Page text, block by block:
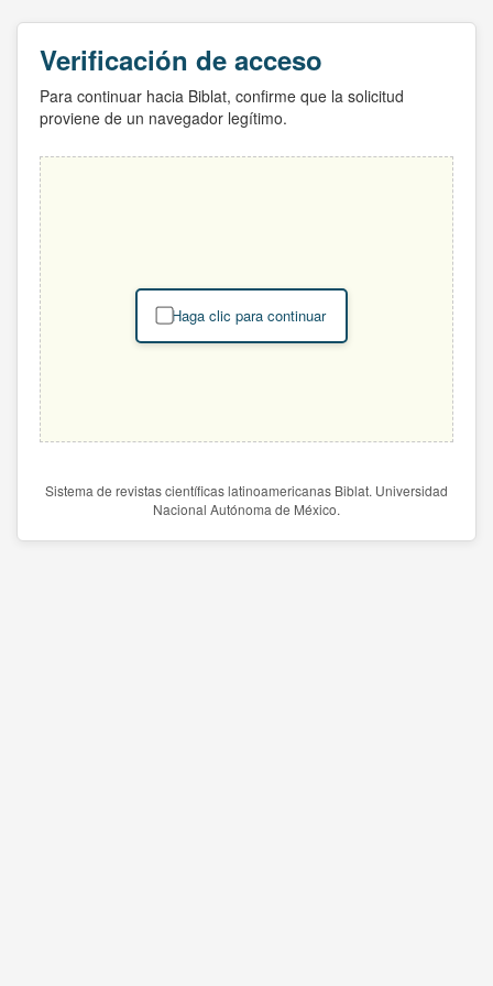
Verificación de acceso
Para continuar hacia Biblat, confirme que la solicitud
proviene de un navegador legítimo.
Haga clic para continuar
Sistema de revistas científicas latinoamericanas Biblat. Universidad
Nacional Autónoma de México.